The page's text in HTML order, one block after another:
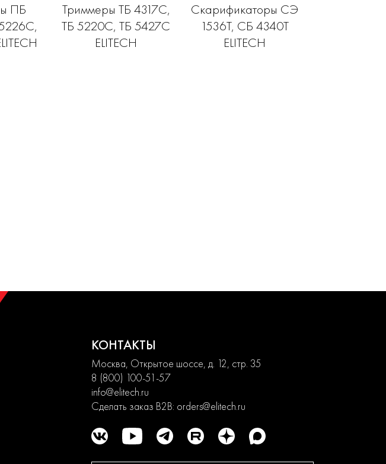
ПБ
Триммеры ТБ 4317С,
ТБ 5220С, ТБ 5427С
ELITECH
Скарификаторы СЭ
1536Т, СБ 4340Т
ELITECH
КОНТАКТЫ
Москва, Открытое шоссе, д. 12, стр. 35
8 (800) 100-51-57
info@elitech.ru
Сделать заказ B2B: orders@elitech.ru